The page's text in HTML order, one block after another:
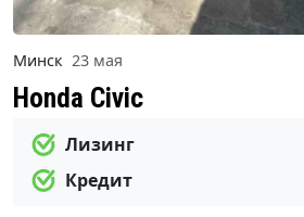
Минск 23 мая
Honda Civic
Лизинг
Кредит